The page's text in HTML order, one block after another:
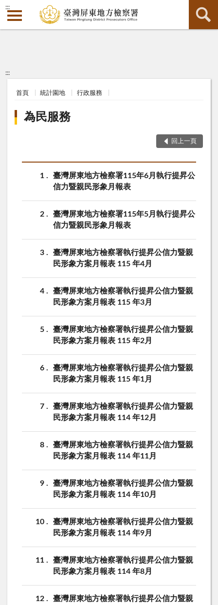
:::
:::
首頁 統計園地 行政服務
為民服務
回上一頁
1
臺灣屏東地方檢察署115年6月執行提昇公
信力暨親民形象月報表
2
臺灣屏東地方檢察署115年5月執行提昇公
信力暨親民形象月報表
3
臺灣屏東地方檢察署執行提昇公信力暨親
民形象方案月報表 115 年4月
4
臺灣屏東地方檢察署執行提昇公信力暨親
民形象方案月報表 115 年3月
5
臺灣屏東地方檢察署執行提昇公信力暨親
民形象方案月報表 115 年2月
6
臺灣屏東地方檢察署執行提昇公信力暨親
民形象方案月報表 115 年1月
7
臺灣屏東地方檢察署執行提昇公信力暨親
民形象方案月報表 114 年12月
8
臺灣屏東地方檢察署執行提昇公信力暨親
民形象方案月報表 114 年11月
9
臺灣屏東地方檢察署執行提昇公信力暨親
民形象方案月報表 114 年10月
10
臺灣屏東地方檢察署執行提昇公信力暨親
民形象方案月報表 114 年9月
11
臺灣屏東地方檢察署執行提昇公信力暨親
民形象方案月報表 114 年8月
12
臺灣屏東地方檢察署執行提昇公信力暨親